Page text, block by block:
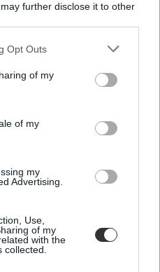
further disclose it to other
Opt Outs
of my
of my
my
Advertising.
Use,
of my
with the
mégsem
több mint százezer
szabály
mikor megtudták, hogy levelező
kezdték a szájukat” –
nak egy egyetemista. Példája
a
kikerül az országos
mérése is megszűnik.